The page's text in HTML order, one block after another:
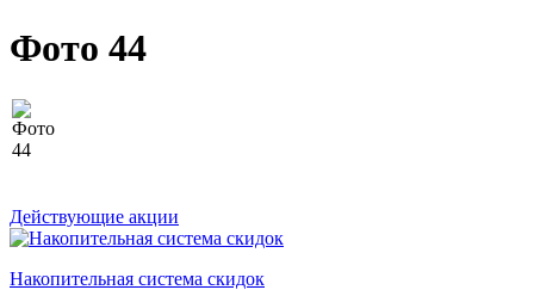
Фото 44
Действующие акции
Накопительная система скидок